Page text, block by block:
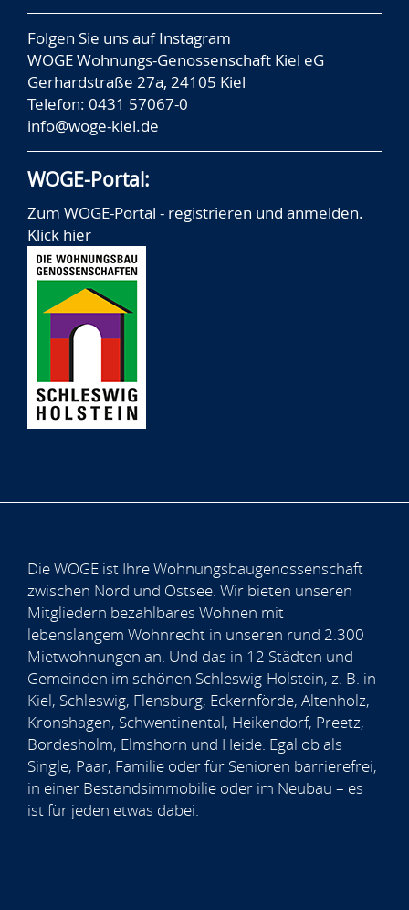
Folgen Sie uns aufInstagram
WOGE Wohnungs-Genossenschaft Kiel eG
Gerhardstraße 27a, 24105 Kiel
Telefon: 0431 57067-0
info@woge-kiel.de
WOGE-Portal:
Zum WOGE-Portal - registrieren und anmelden.
Klick hier
Die WOGE ist Ihre Wohnungsbaugenossenschaft
zwischen Nord und Ostsee. Wir bieten unseren
Mitgliedern bezahlbares Wohnen mit
lebenslangem Wohnrecht in unseren rund 2.300
Mietwohnungen an. Und das in 12 Städten und
Gemeinden im schönen Schleswig-Holstein, z. B. in
Kiel, Schleswig, Flensburg, Eckernförde, Altenholz,
Kronshagen, Schwentinental, Heikendorf, Preetz,
Bordesholm, Elmshorn und Heide. Egal ob als
Single, Paar, Familie oder für Senioren barrierefrei,
in einer Bestandsimmobilie oder im Neubau – es
ist für jeden etwas dabei.